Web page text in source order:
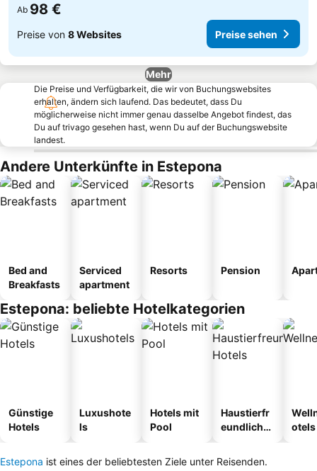
Ab 98 €
Preise von 8 Websites Preise sehen
Mehr
Die Preise und Verfügbarkeit, die wir von Buchungswebsites
erhalten, ändern sich laufend. Das bedeutet, dass Du
möglicherweise nicht immer genau dasselbe Angebot findest, das
Du auf trivago gesehen hast, wenn Du auf der Buchungswebsite
landest.
Andere Unterkünfte in Estepona
Bed and
Breakfasts
Serviced
apartment
Resorts Pension
Estepona: beliebte Hotelkategorien
Günstige
Hotels
Luxushote
ls
Hotels mit
Pool
Haustierfr
eundliche
otels
Estepona ist eines der beliebtesten Ziele unter Reisenden.